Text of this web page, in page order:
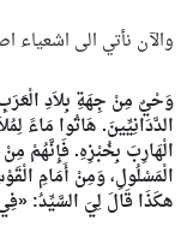
والآن نأتي الى اشعياء اصحاح 21 الاعداد من
وَحْيٌ مِنْ جِهَةِ بِلاَدِ
الدَّدَانِيِّينَ. هَاتُوا مَاءً
الْهَارِبَ بِخُبْزِهِ. فَإِنَّهُمْ
الْمَسْلُولِ، وَمِنْ أَمَامِ
هكَذَا قَالَ لِيَ السَّيِّدُ: